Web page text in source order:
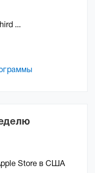
...
Store в США